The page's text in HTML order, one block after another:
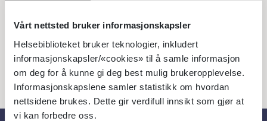
Vårt nettsted bruker informasjonskapsler
Helsebiblioteket bruker teknologier, inkludert
informasjonskapsler/«cookies» til å samle informasjon
om deg for å kunne gi deg best mulig brukeropplevelse.
Informasjonskapslene samler statistikk om hvordan
nettsidene brukes. Dette gir verdifull innsikt som gjør at
vi kan forbedre oss.